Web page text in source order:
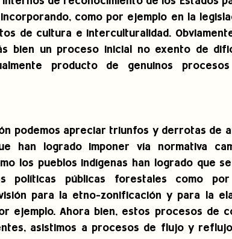
como por ejemplo en la
de cultura e interculturalidad.
bien un proceso inicial no exento de
producto de genuinos
podemos apreciar triunfos y derrotas de
han logrado imponer vía normativa
los pueblos indígenas han logrado que
políticas públicas forestales como
para la etno-zonificación y para la
ejemplo. Ahora bien, estos procesos de
asistimos a procesos de flujo y